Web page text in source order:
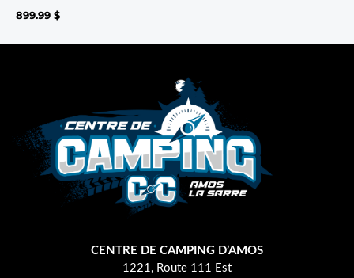
899.99 $
CENTRE DE CAMPING D’AMOS
1221, Route 111 Est